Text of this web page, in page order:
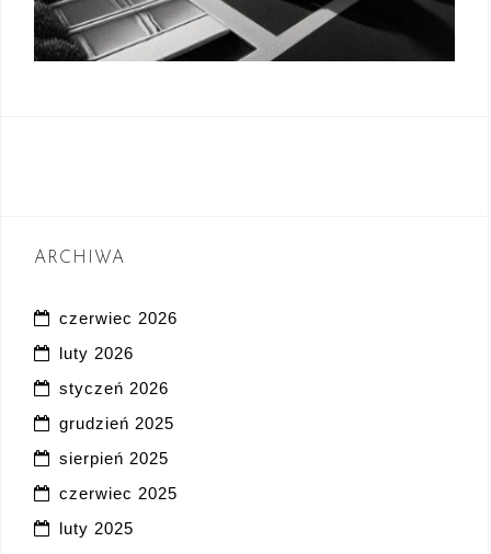
ARCHIWA
czerwiec 2026
luty 2026
styczeń 2026
grudzień 2025
sierpień 2025
czerwiec 2025
luty 2025